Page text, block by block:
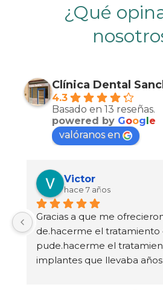
¿Qué
Clínica Dental
4.3
Basado en 13 reseñas.
powered by Goog e
valóranos en
Ena Landin Barrios
hace 8 años
Muy profesional y atención